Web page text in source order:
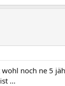
noch ne 5
...